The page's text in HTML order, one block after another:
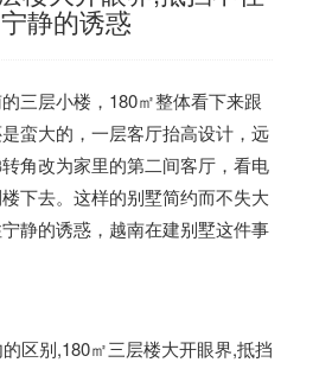
宁静的诱惑
的三层小楼，180㎡整体看下来跟
蛮大的，一层客厅抬高设计，远
角改为家里的第二间客厅，看电
下去。这样的别墅简约而不失大
静的诱惑， 越南在建别墅这件事